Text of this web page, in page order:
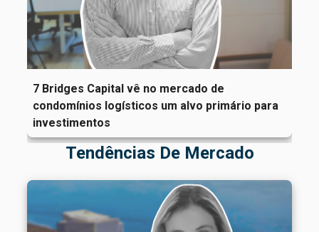
7 Bridges Capital vê no mercado de
condomínios logísticos um alvo primário para
investimentos
Tendências De Mercado